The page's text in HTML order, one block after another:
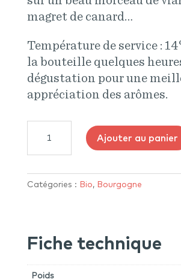
magret de canard…
Température de service :
la bouteille quelques
dégustation pour une
appréciation des arômes.
Domaine
et
Bourgogne
Pinot
Noir
Ajouter au panier
Catégories : Bio, Bourgogne
Fiche technique
Poids